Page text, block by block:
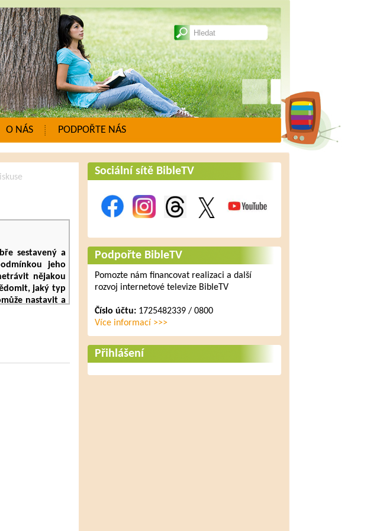
O NÁS PODPOŘTE NÁS
sestavený a
jeho
nějakou
jaký typ
nastavit a
stran a zajistil
Sociální sítě BibleTV
Podpořte BibleTV
Pomozte nám financovat realizaci a další
rozvoj internetové televize BibleTV
Číslo účtu:1725482339 / 0800
Více informací >>>
Přihlášení